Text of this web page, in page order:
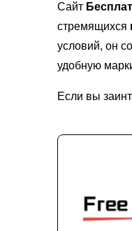
Сайт
стремящихся
условий, он
удобную
Если вы